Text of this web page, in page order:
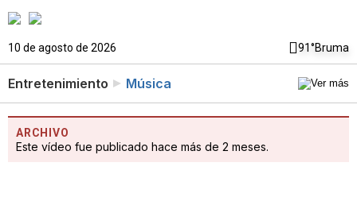
10 de agosto de 2026 91°Bruma
Entretenimiento Música
ARCHIVO
Este vídeo fue publicado hace más de 2 meses.